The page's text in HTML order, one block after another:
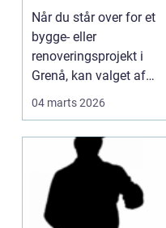
kvalitet
Når du står over for et
bygge- eller
renoveringsprojekt i
Grenå, kan valget af
tømrer få stor betydn...
04 marts 2026